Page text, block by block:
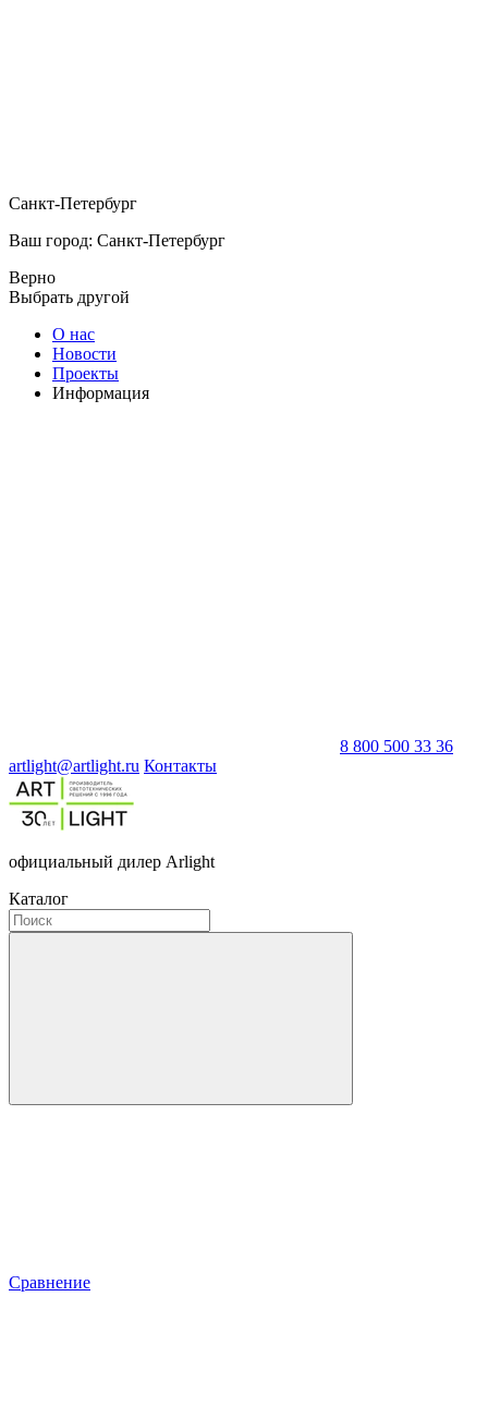
Санкт-Петербург
Ваш город: Санкт-Петербург
Верно
Выбрать другой
О нас
Новости
Проекты
Информация
8 800 500 33 36
artlight@artlight.ru Контакты
официальный дилер Arlight
Каталог
Сравнение